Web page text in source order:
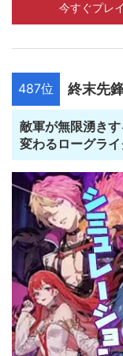
今すぐプレイ
487位 終末先
敵軍が無限湧き
変わるローグラ